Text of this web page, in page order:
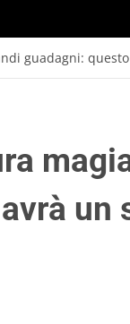
guadagni:
un